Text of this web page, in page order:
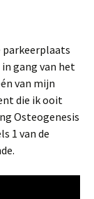
parkeerplaats
gang van het
van mijn
die ik ooit
Osteogenesis
1 van de